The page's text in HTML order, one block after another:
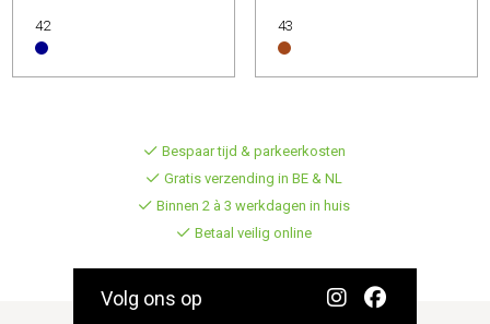
42 43
Bespaar tijd & parkeerkosten
Gratis verzending in BE & NL
Binnen 2 à 3 werkdagen in huis
Betaal veilig online
Volg ons op